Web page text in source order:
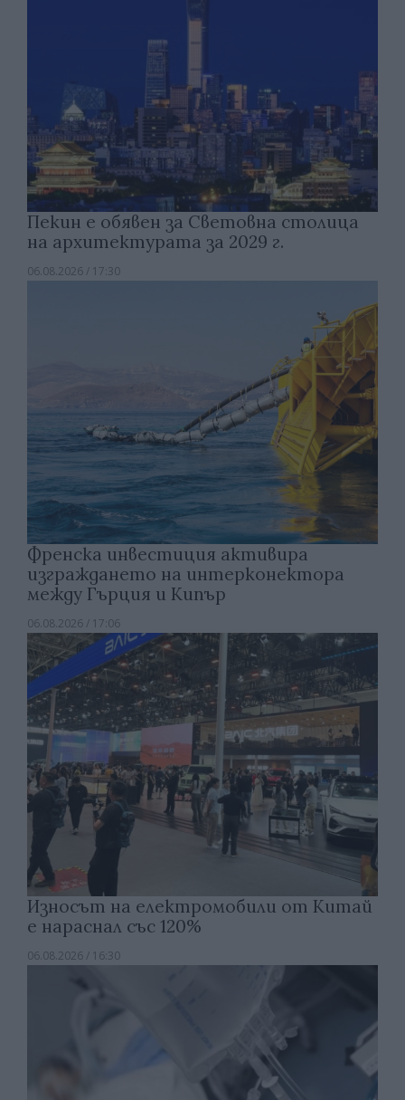
Пекин е обявен за Световна столица
на архитектурата за 2029 г.
06.08.2026 / 17:30
Френска инвестиция активира
изграждането на интерконектора
между Гърция и Кипър
06.08.2026 / 17:06
Износът на електромобили от Китай
е нараснал със 120%
06.08.2026 / 16:30